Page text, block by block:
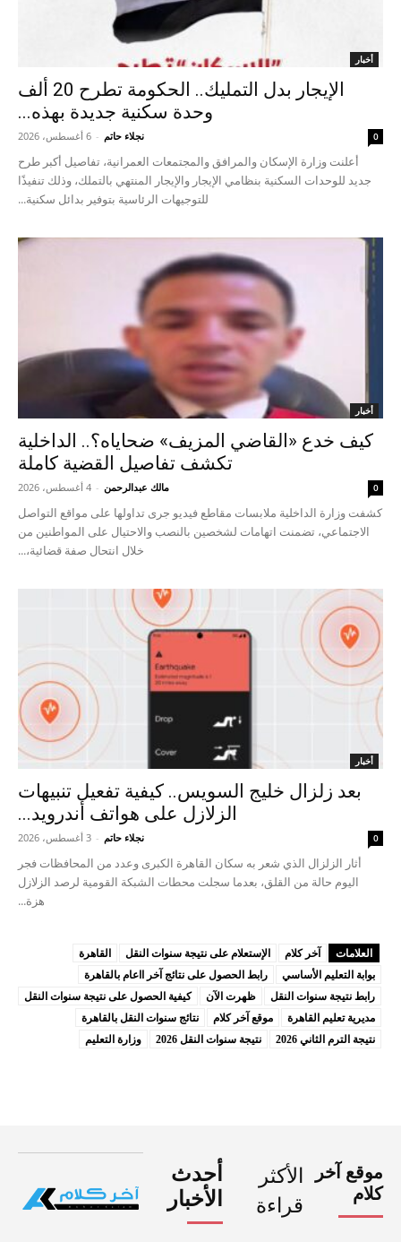
أخبار
الإيجار بدل التمليك.. الحكومة تطرح 20 ألف
وحدة سكنية جديدة بهذه...
نجلاء حاتم - 6 أغسطس، 2026 0
أعلنت وزارة الإسكان والمرافق والمجتمعات العمرانية، تفاصيل أكبر طرح
جديد للوحدات السكنية بنظامي الإيجار والإيجار المنتهي بالتملك، وذلك تنفيذًا
للتوجيهات الرئاسية بتوفير بدائل سكنية...
أخبار
كيف خدع «القاضي المزيف» ضحاياه؟.. الداخلية
تكشف تفاصيل القضية كاملة
مالك عبدالرحمن - 4 أغسطس، 2026 0
كشفت وزارة الداخلية ملابسات مقاطع فيديو جرى تداولها على مواقع التواصل
الاجتماعي، تضمنت اتهامات لشخصين بالنصب والاحتيال على المواطنين من
خلال انتحال صفة قضائية،...
أخبار
بعد زلزال خليج السويس.. كيفية تفعيل تنبيهات
الزلازل على هواتف أندرويد...
نجلاء حاتم - 3 أغسطس، 2026 0
أثار الزلزال الذي شعر به سكان القاهرة الكبرى وعدد من المحافظات فجر
اليوم حالة من القلق، بعدما سجلت محطات الشبكة القومية لرصد الزلازل
هزة...
العلامات آخر كلام الإستعلام على نتيجة سنوات النقل
القاهرة
بوابة التعليم الأساسي
رابط الحصول على نتائج آخر ااعام بالقاهرة
رابط نتيجة سنوات النقل
ظهرت الآن
كيفية الحصول على نتيجة سنوات النقل
مديرية تعليم القاهرة
موقع آخر كلام
نتائج سنوات النقل بالقاهرة
نتيجة الترم الثاني 2026
نتيجة سنوات النقل 2026 وزارة التعليم
موقع آخر
كلام
الأكثر
قراءة
أحدث
الأخبار